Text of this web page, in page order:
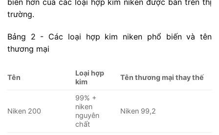
biến hơn của các loại hợp kim niken được bán trên thị
trường.
Bảng 2 - Các loại hợp kim niken phổ biến và tên
thương mại
Tên
Loại hợp
kim
Tên thương mại thay thế
Niken 200
99% +
niken
nguyên
chất
Niken 99,2